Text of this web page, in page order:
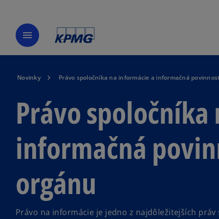
menu
Novinky Právo spoločníka na informácie a informačná
Právo
informačná
orgánu
Právo na informácie je jedno z najdôležitejších práv